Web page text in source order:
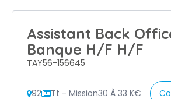
Assistant Back
Banque H/F H/F
TAY56-156645
92 Tt - Mission30 À 33 K€